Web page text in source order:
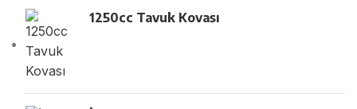
1250cc Tavuk Kovası